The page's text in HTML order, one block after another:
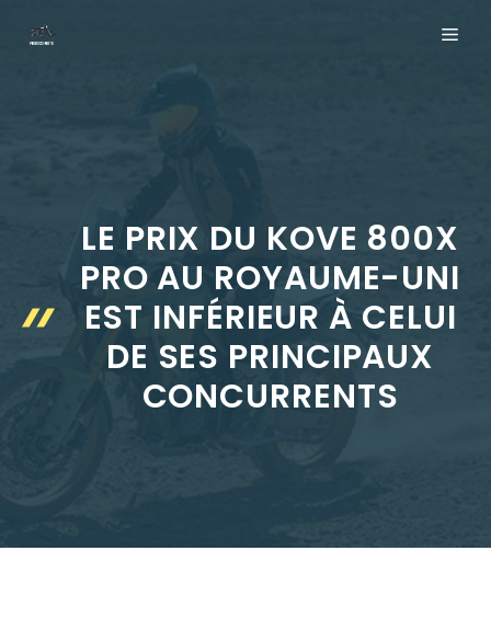
LE PRIX DU KOVE 800X
PRO AU ROYAUME-UNI
EST INFÉRIEUR À CELUI
DE SES PRINCIPAUX
CONCURRENTS